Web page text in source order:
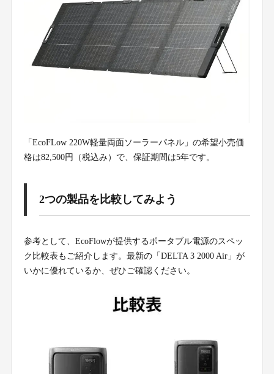
「EcoFLow 220W軽量両面ソーラーパネル」の希望小売価
格は82,500円（税込み）で、保証期間は5年です。
2つの製品を比較してみよう
参考として、EcoFlowが提供するポータブル電源のスペッ
ク比較表もご紹介します。最新の「DELTA 3 2000 Air」が
いかに優れているか、ぜひご確認ください。